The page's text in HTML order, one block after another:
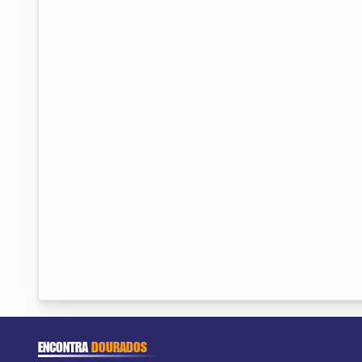
ENCONTRADOURADOS